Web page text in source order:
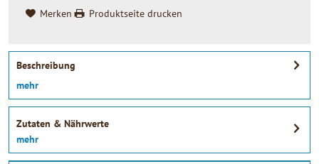
Merken
Produktseite drucken
Beschreibung
mehr
Zutaten & Nährwerte
mehr